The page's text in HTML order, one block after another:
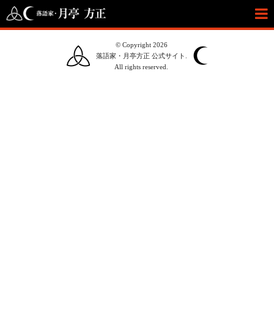
© Copyright 2026
落語家・月亭方正 公式サイト.
All rights reserved.